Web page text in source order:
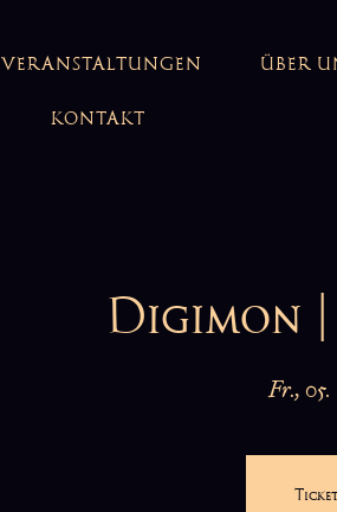
VERANSTALTUNGEN ÜBER
KONTAKT
Digimon
Fr., 05.